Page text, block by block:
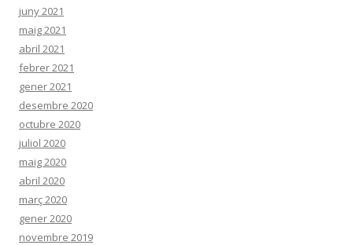
juny 2021
maig 2021
abril 2021
febrer 2021
gener 2021
desembre 2020
octubre 2020
juliol 2020
maig 2020
abril 2020
març 2020
gener 2020
novembre 2019